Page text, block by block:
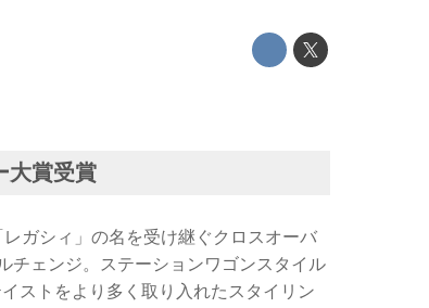
大賞受賞
ガシィ」の名を受け継ぐクロスオーバ
チェンジ。ステーションワゴンスタイル
ストをより多く取り入れたスタイリン